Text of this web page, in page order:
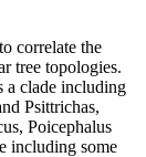
correlate the
tree topologies.
a clade including
Psittrichas,
Poicephalus
including some